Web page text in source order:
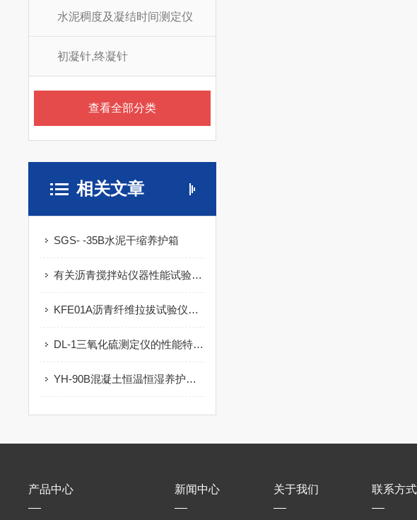
水泥稠度及凝结时间测定仪
初凝针,终凝针
查看全部分类
相关文章
SGS- -35B水泥干缩养护箱
有关沥青搅拌站仪器性能试验的分享
KFE01A沥青纤维拉拔试验仪的产品特点及技术指标
DL-1三氧化硫测定仪的性能特点及注意事项
YH-90B混凝土恒温恒湿养护箱的技术参数及工作原理
产品中心 新闻中心 关于我们 联系方式